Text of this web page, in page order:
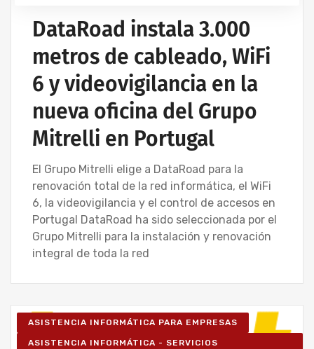
SERVICIOS INFORMÁTICOS Y ASISTENCIA
INFORMÁTICA
DataRoad instala 3.000
metros de cableado, WiFi
6 y videovigilancia en la
nueva oficina del Grupo
Mitrelli en Portugal
El Grupo Mitrelli elige a DataRoad para la
renovación total de la red informática, el WiFi
6, la videovigilancia y el control de accesos en
Portugal DataRoad ha sido seleccionada por el
Grupo Mitrelli para la instalación y renovación
integral de toda la red
ASISTENCIA INFORMÁTICA PARA EMPRESAS
ASISTENCIA INFORMÁTICA - SERVICIOS